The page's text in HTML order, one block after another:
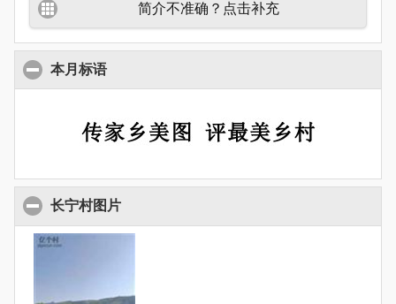
简介不准确？点击补充
本月标语
长宁村图片